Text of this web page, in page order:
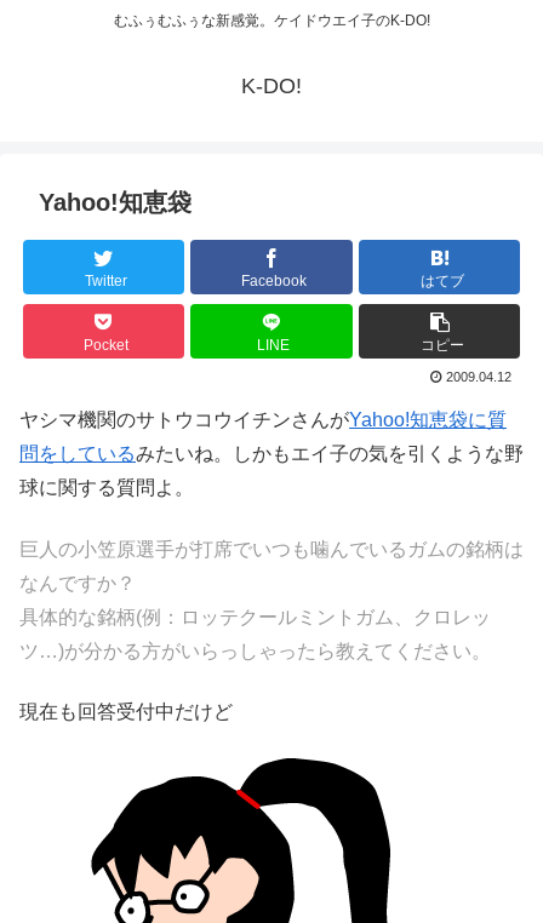
むふぅむふぅな新感覚。ケイドウエイ子のK-DO!
K-DO!
Yahoo!知恵袋
Twitter Facebook はてブ
Pocket LINE コピー
2009.04.12
ヤシマ機関のサトウコウイチンさんがYahoo!知恵袋に質
問をしているみたいね。しかもエイ子の気を引くような野
球に関する質問よ。
巨人の小笠原選手が打席でいつも噛んでいるガムの銘柄は
なんですか？
具体的な銘柄(例：ロッテクールミントガム、クロレッ
ツ…)が分かる方がいらっしゃったら教えてください。
現在も回答受付中だけど